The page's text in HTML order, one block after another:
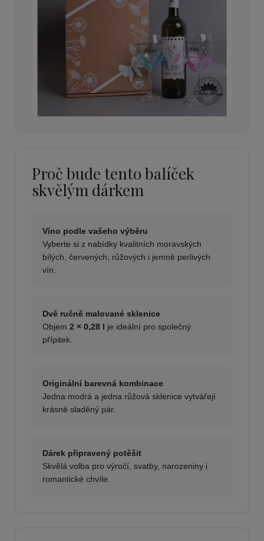
Proč bude tento balíček
skvělým dárkem
Víno podle vašeho výběru
Vyberte si z nabídky kvalitních moravských
bílých, červených, růžových i jemně perlivých
vín.
Dvě ručně malované sklenice
Objem 2 × 0,28 l je ideální pro společný
přípitek.
Originální barevná kombinace
Jedna modrá a jedna růžová sklenice vytvářejí
krásně sladěný pár.
Dárek připravený potěšit
Skvělá volba pro výročí, svatby, narozeniny i
romantické chvíle.